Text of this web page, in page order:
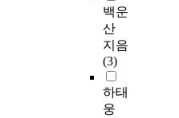
백운
산
지음
(3)
하태
웅